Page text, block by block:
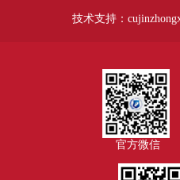
技术支持：
官方微信